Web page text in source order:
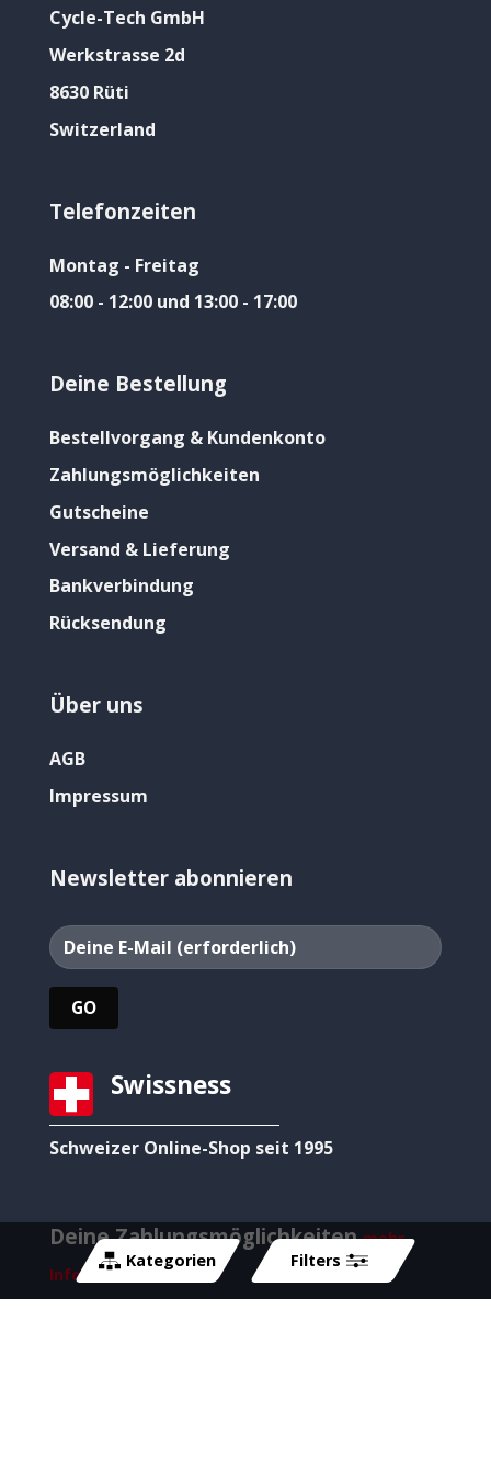
Kategorien Filters
Cycle-Tech GmbH
Werkstrasse 2d
8630 Rüti
Switzerland
Telefonzeiten
Montag - Freitag
08:00 - 12:00 und 13:00 - 17:00
Deine Bestellung
Bestellvorgang & Kundenkonto
Zahlungsmöglichkeiten
Gutscheine
Versand & Lieferung
Bankverbindung
Rücksendung
Über uns
AGB
Impressum
Newsletter abonnieren
Swissness
Schweizer Online-Shop seit 1995
Deine Zahlungsmöglichkeitenmehr
Informationen →